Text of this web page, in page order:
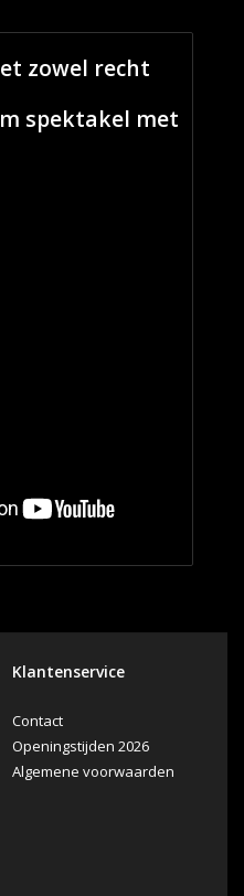
zowel recht
spektakel met
Klantenservice
Contact
Openingstijden 2026
Algemene voorwaarden